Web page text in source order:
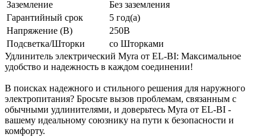
Заземление
Без заземления
Гарантийный срок
5 год(а)
Напряжение (В)
250В
Подсветка/Шторки
со Шторками
Удлинитель электрический Myra от EL-BI: Максимальное
удобство и надежность в каждом соединении!
В поисках надежного и стильного решения для наружного
электропитания? Бросьте вызов проблемам, связанным с
обычными удлинителями, и доверьтесь Myra от EL-BI -
вашему идеальному союзнику на пути к безопасности и
комфорту.